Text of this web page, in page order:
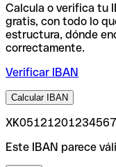
Calcula o verifica tu
gratis, con todo lo
estructura, dónde
correctamente.
Verificar IBAN
Calcular IBAN
Este IBAN parece